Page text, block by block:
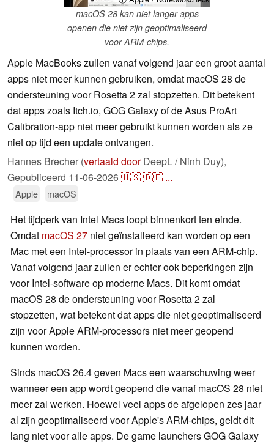
macOS 28 kan niet langer apps
openen die niet zijn geoptimaliseerd
voor ARM-chips.
Apple MacBooks zullen vanaf volgend jaar een groot aantal
apps niet meer kunnen gebruiken, omdat macOS 28 de
ondersteuning voor Rosetta 2 zal stopzetten. Dit betekent
dat apps zoals Itch.io, GOG Galaxy of de Asus ProArt
Calibration-app niet meer gebruikt kunnen worden als ze
niet op tijd een update ontvangen.
Hannes Brecher (vertaald doorDeepL / Ninh Duy),
Gepubliceerd 11-06-2026🇺🇸🇩🇪 ...
Apple macOS
Het tijdperk van Intel Macs loopt binnenkort ten einde.
Omdat macOS 27 niet geïnstalleerd kan worden op een
Mac met een Intel-processor in plaats van een ARM-chip.
Vanaf volgend jaar zullen er echter ook beperkingen zijn
voor Intel-software op moderne Macs. Dit komt omdat
macOS 28 de ondersteuning voor Rosetta 2 zal
stopzetten, wat betekent dat apps die niet geoptimaliseerd
zijn voor Apple ARM-processors niet meer geopend
kunnen worden.
Sinds macOS 26.4 geven Macs een waarschuwing weer
wanneer een app wordt geopend die vanaf macOS 28 niet
meer zal werken. Hoewel veel apps de afgelopen zes jaar
al zijn geoptimaliseerd voor Apple's ARM-chips, geldt dit
lang niet voor alle apps. De game launchers GOG Galaxy